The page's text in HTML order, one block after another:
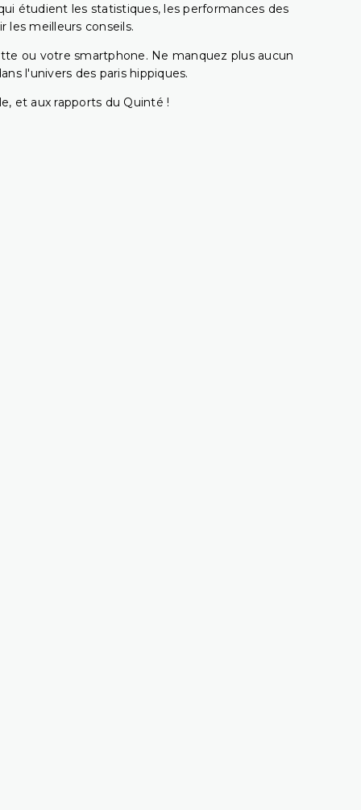
étudient les statistiques, les performances des
les meilleurs conseils.
ou votre smartphone. Ne manquez plus aucun
l'univers des paris hippiques.
et aux rapports du Quinté !